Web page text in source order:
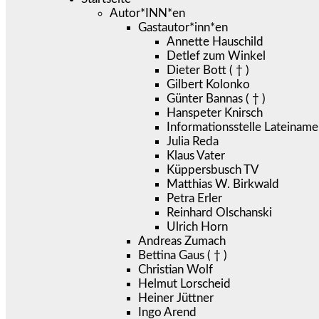
Autor*INN*en
Gastautor*inn*en
Annette Hauschild
Detlef zum Winkel
Dieter Bott ( † )
Gilbert Kolonko
Günter Bannas ( † )
Hanspeter Knirsch
Informationsstelle
Julia Reda
Klaus Vater
Küppersbusch TV
Matthias W. Birkwald
Petra Erler
Reinhard Olschanski
Ulrich Horn
Andreas Zumach
Bettina Gaus ( † )
Christian Wolf
Helmut Lorscheid
Heiner Jüttner
Ingo Arend